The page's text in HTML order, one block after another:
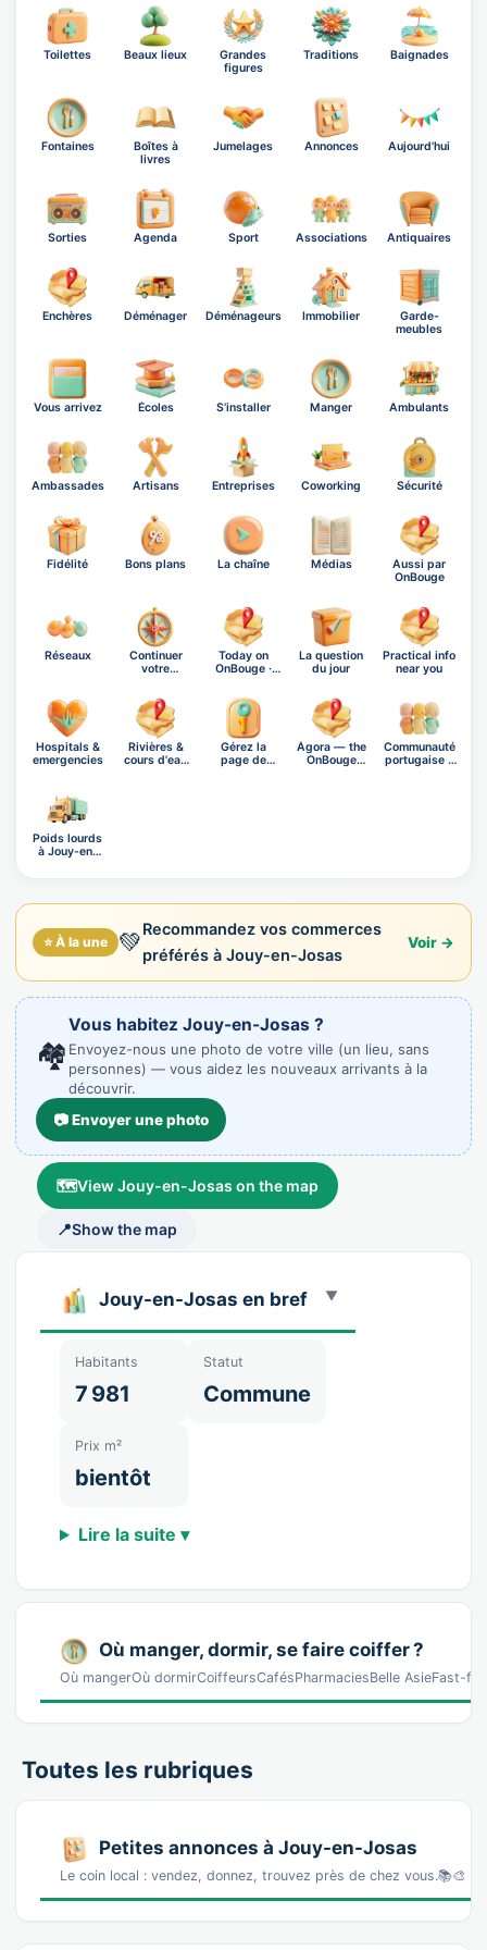
Toilettes Beaux lieux
Grandes
figures
Traditions Baignades
Fontaines
Boîtes à
livres
Jumelages Annonces Aujourd'hui
Sorties Agenda Sport Associations Antiquaires
Enchères Déménager Déménageurs Immobilier
Garde-
meubles
Vous arrivez Écoles S'installer Manger Ambulants
Ambassades Artisans Entreprises Coworking Sécurité
Fidélité Bons plans La chaîne Médias
Aussi par
OnBouge
Réseaux
Continuer
votre
Today on
OnBouge ·
La question
du jour
Practical info
near you
Hospitals &
emergencies
Rivières &
cours d'eau
Gérez la
page de
Ágora — the
OnBouge
Communauté
portugaise à
Poids lourds
à Jouy-en-
⭐ À la une 💚Recommandez vos commerces
préférés à Jouy-en-Josas
Voir →
🏘️
Vous habitez Jouy-en-Josas ?
Envoyez-nous une photo de votre ville (un lieu, sans
personnes) — vous aidez les nouveaux arrivants à la
découvrir.
📷 Envoyer une photo
🗺️View Jouy-en-Josas on the map
📍Show the map
Jouy-en-Josas en bref
Habitants
7 981
Statut
Commune
Prix m²
bientôt
Lire la suite ▾
Où manger, dormir, se faire coiffer ?
Où mangerOù dormirCoiffeursCafésPharmaciesBelle AsieFast-
Toutes les rubriques
Petites annonces à Jouy-en-Josas
Le coin local : vendez, donnez, trouvez près de chez vous.📚🎨